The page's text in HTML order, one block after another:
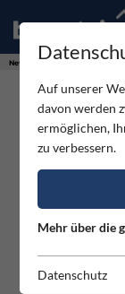
News Der
Auf unserer
davon werden
ermöglichen,
zu verbessern.
Mehr über die
Datenschutz